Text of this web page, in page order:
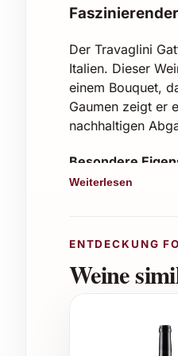
Der Travaglini
Italien. Dieser
einem Bouquet,
Gaumen zeigt er
nachhaltigen
Besondere
Ausbau:
Travaglini
Weiterlesen
ENTDECKUNG
Weine